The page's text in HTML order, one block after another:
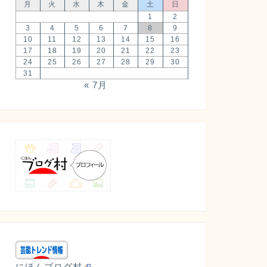
月 火 水 木 金 土
日
1
2
3
4 5 6 7 8
9
10
11 12 13 14 15
16
17
18 19 20 21 22
23
24
25 26 27 28 29
30
31
« 7月